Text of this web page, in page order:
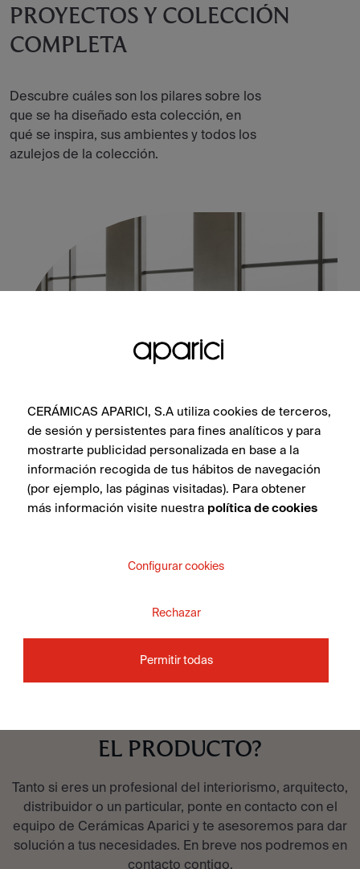
PROYECTOS Y COLECCIÓN
COMPLETA
Descubre cuáles son los pilares sobre los
que se ha diseñado esta colección, en
qué se inspira, sus ambientes y todos los
azulejos de la colección.
Metallic Brown Natural 100X100
¿QUIERES MÁS
EL PRODUCTO?
Tanto si eres un profesional del interiorismo, arquitecto,
distribuidor o un particular, ponte en contacto con el
equipo de Cerámicas Aparici y te asesoremos para dar
solución a tus necesidades. En breve nos podremos en
contacto contigo.
CERÁMICAS APARICI, S.A utiliza cookies de terceros,
de sesión y persistentes para fines analíticos y para
mostrarte publicidad personalizada en base a la
información recogida de tus hábitos de navegación
(por ejemplo, las páginas visitadas). Para obtener
más información visite nuestra política de cookies
Configurar cookies
Rechazar
Permitir todas